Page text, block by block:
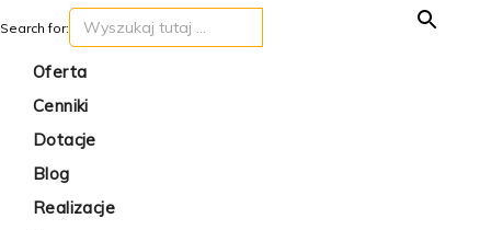
Search for:
Oferta
Cenniki
Dotacje
Blog
Realizacje